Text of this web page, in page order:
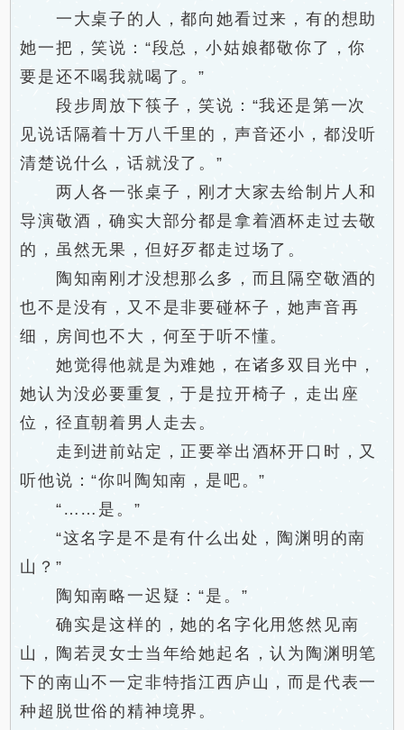
一大桌子的人，都向她看过来，有的想助
她一把，笑说：“段总，小姑娘都敬你了，你
要是还不喝我就喝了。”
段步周放下筷子，笑说：“我还是第一次
见说话隔着十万八千里的，声音还小，都没听
清楚说什么，话就没了。”
两人各一张桌子，刚才大家去给制片人和
导演敬酒，确实大部分都是拿着酒杯走过去敬
的，虽然无果，但好歹都走过场了。
陶知南刚才没想那么多，而且隔空敬酒的
也不是没有，又不是非要碰杯子，她声音再
细，房间也不大，何至于听不懂。
她觉得他就是为难她，在诸多双目光中，
她认为没必要重复，于是拉开椅子，走出座
位，径直朝着男人走去。
走到进前站定，正要举出酒杯开口时，又
听他说：“你叫陶知南，是吧。”
“……是。”
“这名字是不是有什么出处，陶渊明的南
山？”
陶知南略一迟疑：“是。”
确实是这样的，她的名字化用悠然见南
山，陶若灵女士当年给她起名，认为陶渊明笔
下的南山不一定非特指江西庐山，而是代表一
种超脱世俗的精神境界。